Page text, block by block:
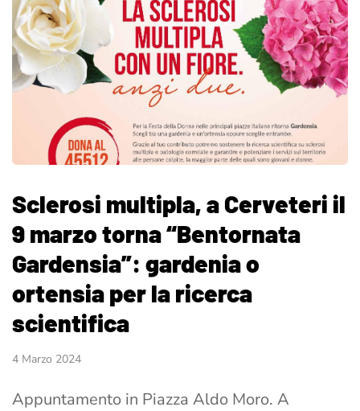
Sclerosi multipla, a Cerveteri il
9 marzo torna “Bentornata
Gardensia”: gardenia o
ortensia per la ricerca
scientifica
4 Marzo 2024
Appuntamento in Piazza Aldo Moro. A